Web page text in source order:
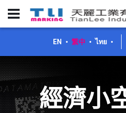
EN ・ 繁中 ・ ไทย ・
經濟小